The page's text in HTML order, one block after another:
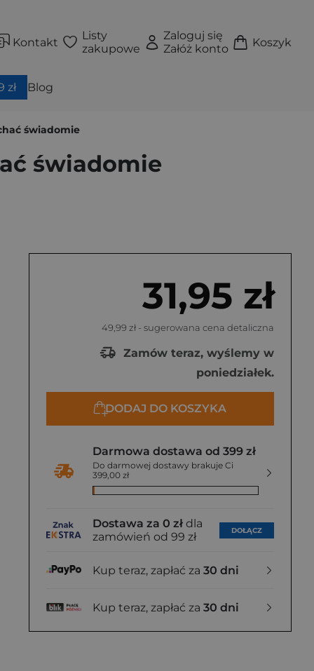
Kontakt
Listy
zakupowe
Zaloguj się
Załóż konto
Koszyk
zł Blog
świadomie
świadomie
31,95 zł
49,99 zł - sugerowana cena detaliczna
Zamów teraz, wyślemy w
poniedziałek.
DODAJ DO KOSZYKA
Darmowa dostawa od 399 zł
Do darmowej dostawy brakuje Ci
399,00 zł
Dostawa za 0 zł dla
zamówień od 99 zł
DOŁĄCZ
Kup teraz, zapłać za 30 dni
Kup teraz, zapłać za 30 dni